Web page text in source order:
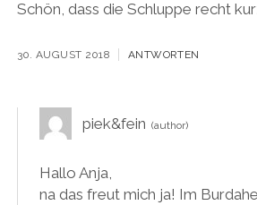
Schön, dass die Schluppe recht
30. AUGUST 2018 ANTWORTEN
piek&fein
Hallo Anja,
na das freut mich ja! Im